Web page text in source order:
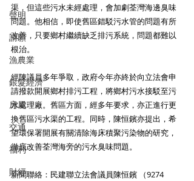
聲明
請願
漁農業
銀髮經濟
房屋
交通
福利
財經
渠，但這些污水未經處理，會加劇荃灣海邊臭味
問題。他相信，即使舊區錯駁污水管的問題有所
改善，只要鄉村繼續缺乏排污系統，問題都難以
根治。
經陳議員多年爭取，政府今年亦終於向立法會申
請撥款開展鄉村排污工程，將鄉村污水接駁至污
水處理廠。舊區方面，經多年要求，亦正進行更
換舊區污水渠的工程。同時，陳恒鑌亦提出，希
望環保署開展有關清除海床積聚污染物的研究，
徹底改善荃灣海旁的污水臭味問題。
新聞聯絡：民建聯立法會議員陳恒鑌 （9274